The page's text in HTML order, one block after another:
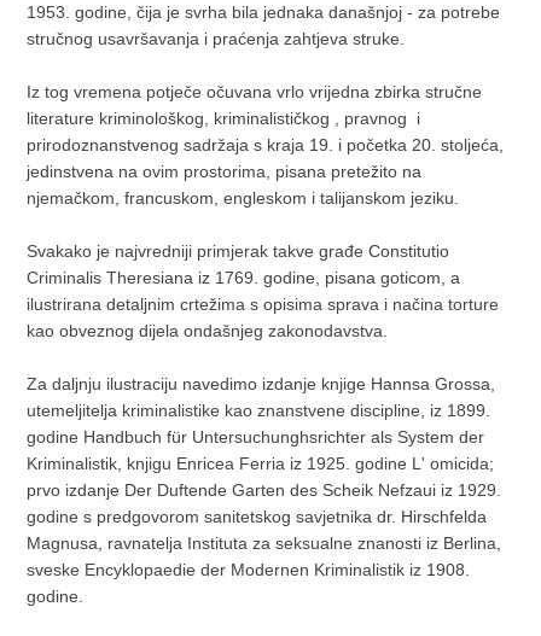
1953. godine, čija je svrha bila jednaka današnjoj - za potrebe
stručnog usavršavanja i praćenja zahtjeva struke.
Iz tog vremena potječe očuvana vrlo vrijedna zbirka stručne
literature kriminološkog, kriminalističkog , pravnog i
prirodoznanstvenog sadržaja s kraja 19. i početka 20. stoljeća,
jedinstvena na ovim prostorima, pisana pretežito na
njemačkom, francuskom, engleskom i talijanskom jeziku.
Svakako je najvredniji primjerak takve građe Constitutio
Criminalis Theresiana iz 1769. godine, pisana goticom, a
ilustrirana detaljnim crtežima s opisima sprava i načina torture
kao obveznog dijela ondašnjeg zakonodavstva.
Za daljnju ilustraciju navedimo izdanje knjige Hannsa Grossa,
utemeljitelja kriminalistike kao znanstvene discipline, iz 1899.
godine Handbuch für Untersuchunghsrichter als System der
Kriminalistik, knjigu Enricea Ferria iz 1925. godine L' omicida;
prvo izdanje Der Duftende Garten des Scheik Nefzaui iz 1929.
godine s predgovorom sanitetskog savjetnika dr. Hirschfelda
Magnusa, ravnatelja Instituta za seksualne znanosti iz Berlina,
sveske Encyklopaedie der Modernen Kriminalistik iz 1908.
godine.